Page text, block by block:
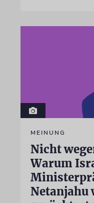
MEINUNG
Nicht
Warum